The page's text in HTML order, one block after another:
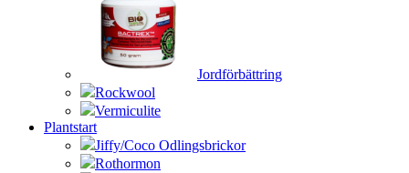
Jordförbättring
Rockwool
Vermiculite
Plantstart
Jiffy/Coco Odlingsbrickor
Rothormon